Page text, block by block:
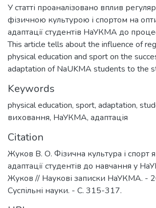
У статті проаналізовано вплив
фізичною культурою і спортом на
адаптації студентів НаУКМА до
This article tells about the influence of
physical education and sport on the
adaptation of NaUKMA students to the
Keywords
physical education, sport, adaptation,
виховання, НаУКМА, адаптація
Citation
Жуков В. О. Фізична культура і спорт
адаптації студентів до навчання у
Жуков // Наукові записки НаУКМА. -
Суспільні науки. - С. 315-317.